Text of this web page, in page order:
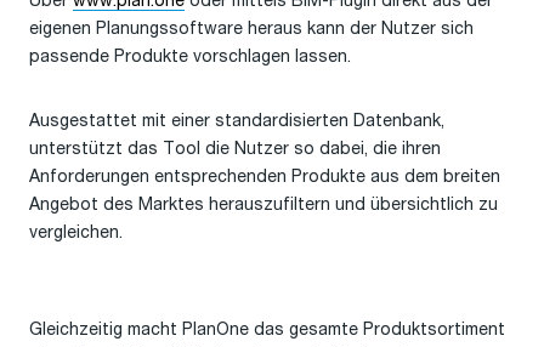
eigenen Planungssoftware heraus kann der Nutzer sich
passende Produkte vorschlagen lassen.
Ausgestattet mit einer standardisierten Datenbank,
unterstützt das Tool die Nutzer so dabei, die ihren
Anforderungen entsprechenden Produkte aus dem breiten
Angebot des Marktes herauszufiltern und übersichtlich zu
vergleichen.
Gleichzeitig macht PlanOne das gesamte Produktsortiment